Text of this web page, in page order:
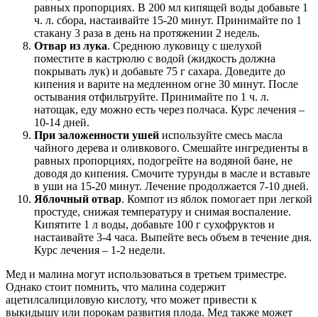
равных пропорциях. В 200 мл кипящей воды добавьте 1
ч. л. сбора, настаивайте 15-20 минут. Принимайте по 1
стакану 3 раза в день на протяжении 2 недель.
Отвар из лука. Среднюю луковицу с шелухой
поместите в кастрюлю с водой (жидкость должна
покрывать лук) и добавьте 75 г сахара. Доведите до
кипения и варите на медленном огне 30 минут. После
остывания отфильтруйте. Принимайте по 1 ч. л.
натощак, еду можно есть через полчаса. Курс лечения –
10-14 дней.
При заложенности ушей используйте смесь масла
чайного дерева и оливкового. Смешайте ингредиенты в
равных пропорциях, подогрейте на водяной бане, не
доводя до кипения. Смочите турунды в масле и вставьте
в уши на 15-20 минут. Лечение продолжается 7-10 дней.
Яблочный отвар. Компот из яблок помогает при легкой
простуде, снижая температуру и снимая воспаление.
Кипятите 1 л воды, добавьте 100 г сухофруктов и
настаивайте 3-4 часа. Выпейте весь объем в течение дня.
Курс лечения – 1-2 недели.
Мед и малина могут использоваться в третьем триместре.
Однако стоит помнить, что малина содержит
ацетилсалициловую кислоту, что может привести к
выкидышу или порокам развития плода. Мед также может